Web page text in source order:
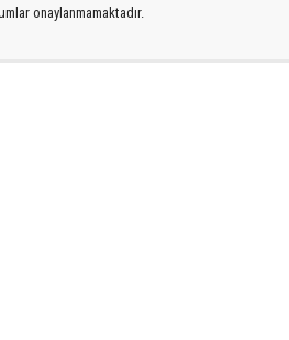
onaylanmamaktadır.